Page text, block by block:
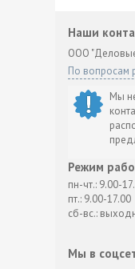
Наши
ООО
По вопросам
Мы
Режим
пн-чт.: 9.00-
пт.: 9.00-17.00
сб-вс.:
Мы в